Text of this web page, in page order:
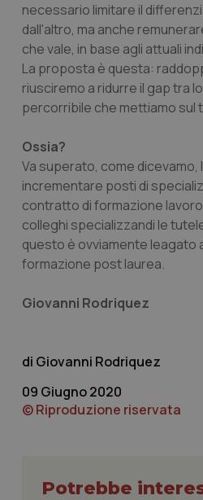
necessario limitare il
dall'altro, ma anche
che vale, in base agli attuali
La proposta è questa:
riusciremo a ridurre il gap tra
percorribile che mettiamo sul
Ossia?
Va superato, come
incrementare posti di
contratto di formazione
colleghi specializzandi le
questo è ovviamente leagato
formazione post laurea.
Giovanni Rodriquez
Giovanni Rodriquez
09 Giugno 2020
© Riproduzione riservata
Potrebbe